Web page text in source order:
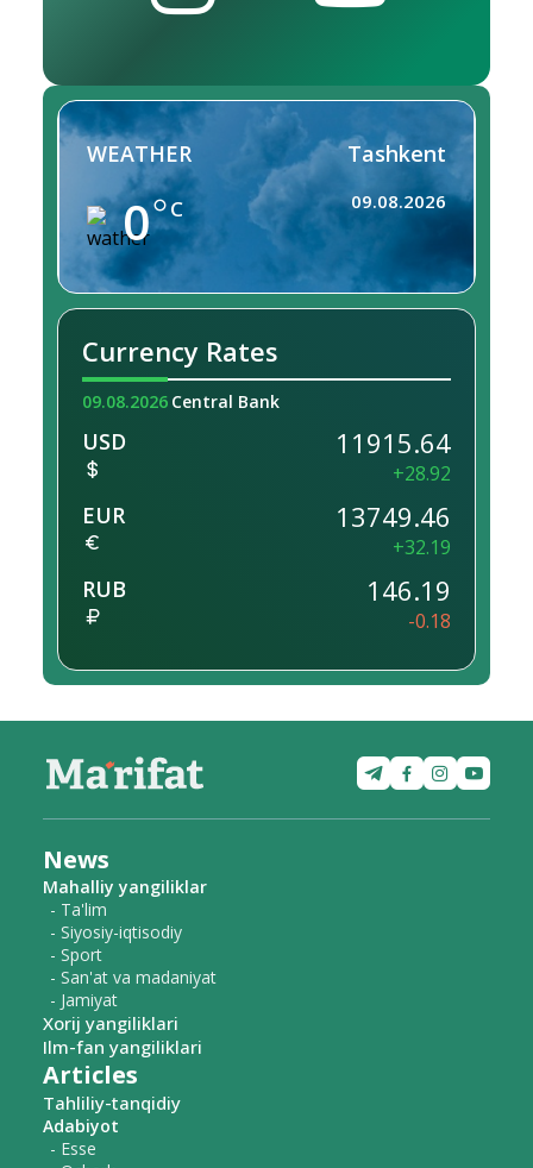
WEATHER
0 C
Tashkent
09.08.2026
Currency Rates
09.08.2026 Central Bank
USD 11915.64
+28.92
EUR 13749.46
+32.19
RUB 146.19
-0.18
News
Mahalliy yangiliklar
- Ta'lim
- Siyosiy-iqtisodiy
- Sport
- San'at va madaniyat
- Jamiyat
Xorij yangiliklari
Ilm-fan yangiliklari
Articles
Tahliliy-tanqidiy
Adabiyot
- Esse